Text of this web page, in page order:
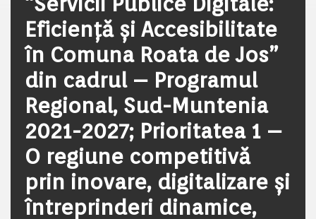
Eficiență și Accesibilitate
în Comuna Roata de Jos”
din cadrul – Programul
Regional, Sud-Muntenia
2021-2027; Prioritatea 1 –
O regiune competitivă
prin inovare, digitalizare și
întreprinderi dinamice,